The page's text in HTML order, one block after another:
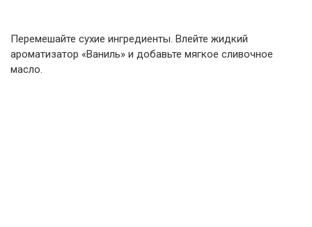
Перемешайте сухие ингредиенты. Влейте жидкий
ароматизатор «Ваниль» и добавьте мягкое сливочное
масло.